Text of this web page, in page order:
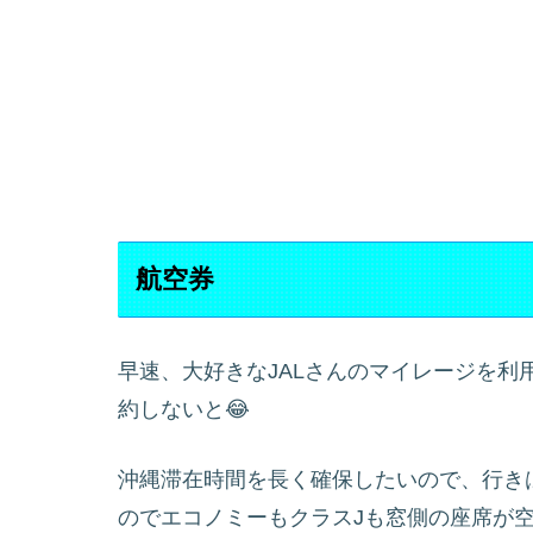
航空券
早速、大好きなJALさんのマイレージを利
約しないと😂
沖縄滞在時間を長く確保したいので、行
のでエコノミーもクラスJも窓側の座席が